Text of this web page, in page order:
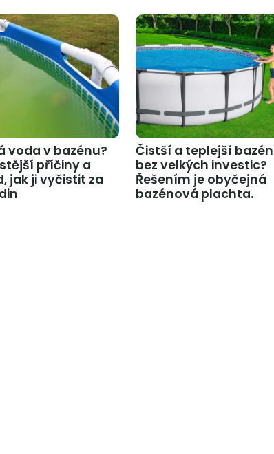
voda v bazénu?
příčiny a
jak ji vyčistit za
Čistší a teplejší bazén
bez velkých investic?
Řešením je obyčejná
bazénová plachta.